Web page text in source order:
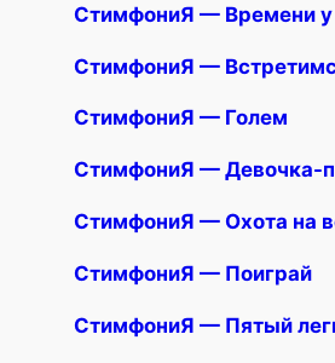
СтимфониЯ — Времени у
СтимфониЯ —
СтимфониЯ — Голем
СтимфониЯ — Девочка-
СтимфониЯ — Охота на
СтимфониЯ — Поиграй
СтимфониЯ — Пятый